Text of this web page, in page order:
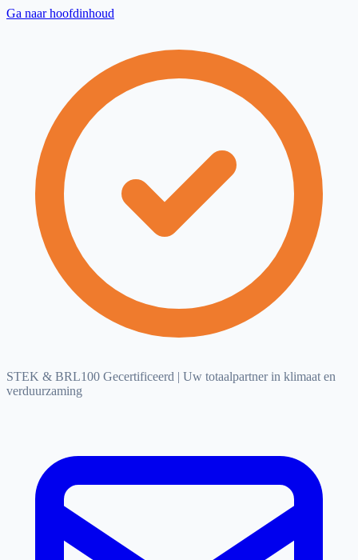
Ga naar hoofdinhoud
STEK & BRL100 Gecertificeerd | Uw totaalpartner in klimaat en
verduurzaming